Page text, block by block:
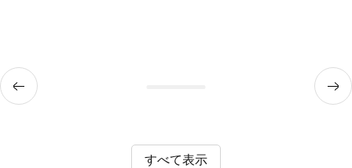
すべて表示